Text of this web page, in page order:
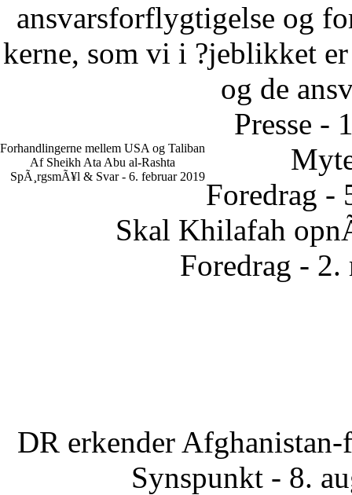
ansvarsforflygtigelse og
kerne, som vi i ?jeblikket
og de
Presse -
Forhandlingerne mellem USA og Taliban
Af Sheikh Ata Abu al-Rashta
SpÃ¸rgsmÃ¥l & Svar - 6. februar 2019
Foredrag -
Skal Khilafah
Foredrag - 2.
DR erkender
Synspunkt - 8.